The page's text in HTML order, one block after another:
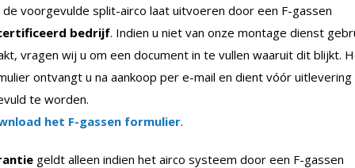
de voorgevulde split-airco laat uitvoeren door een F-gassen
bedrijf. Indien u niet van onze montage dienst
vragen wij u om een document in te vullen waaruit dit blijkt.
ontvangt u na aankoop per e-mail en dient vóór uitlevering
te worden.
het F-gassen formulier.
geldt alleen indien het airco systeem door een F-gassen